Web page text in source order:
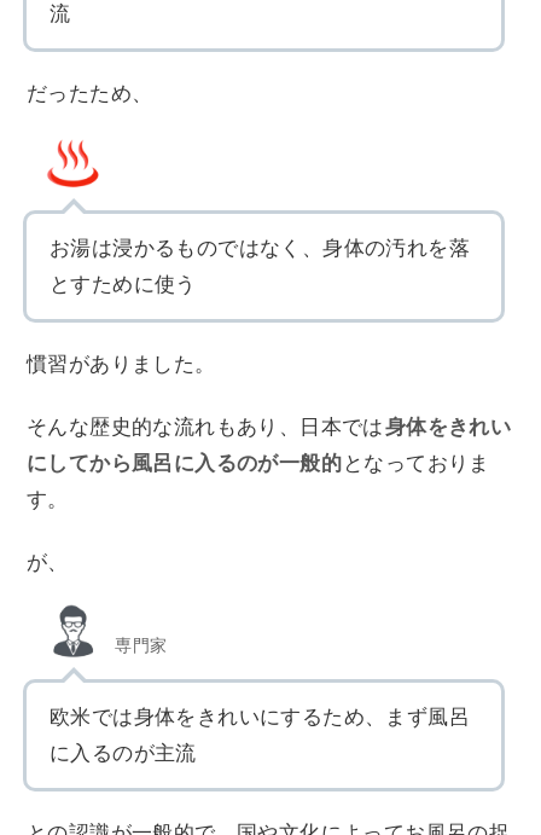
流
だったため、
お湯は浸かるものではなく、身体の汚れを落
とすために使う
慣習がありました。
そんな歴史的な流れもあり、日本では身体をきれい
にしてから風呂に入るのが一般的 となっておりま
す。
が、
専門家
欧米では身体をきれいにするため、まず風呂
に入るのが主流